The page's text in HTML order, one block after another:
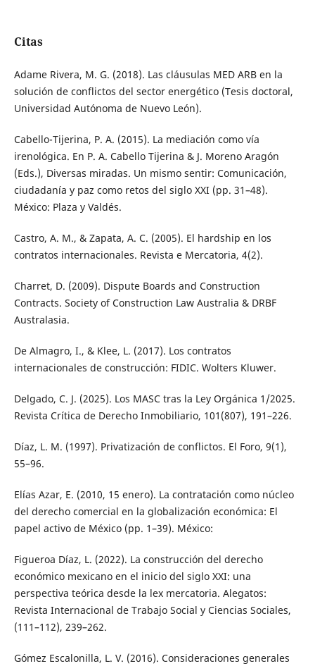
Citas
Adame Rivera, M. G. (2018). Las cláusulas MED ARB en la
solución de conflictos del sector energético (Tesis doctoral,
Universidad Autónoma de Nuevo León).
Cabello-Tijerina, P. A. (2015). La mediación como vía
irenológica. En P. A. Cabello Tijerina & J. Moreno Aragón
(Eds.), Diversas miradas. Un mismo sentir: Comunicación,
ciudadanía y paz como retos del siglo XXI (pp. 31–48).
México: Plaza y Valdés.
Castro, A. M., & Zapata, A. C. (2005). El hardship en los
contratos internacionales. Revista e Mercatoria, 4(2).
Charret, D. (2009). Dispute Boards and Construction
Contracts. Society of Construction Law Australia & DRBF
Australasia.
De Almagro, I., & Klee, L. (2017). Los contratos
internacionales de construcción: FIDIC. Wolters Kluwer.
Delgado, C. J. (2025). Los MASC tras la Ley Orgánica 1/2025.
Revista Crítica de Derecho Inmobiliario, 101(807), 191–226.
Díaz, L. M. (1997). Privatización de conflictos. El Foro, 9(1),
55–96.
Elías Azar, E. (2010, 15 enero). La contratación como núcleo
del derecho comercial en la globalización económica: El
papel activo de México (pp. 1–39). México:
Figueroa Díaz, L. (2022). La construcción del derecho
económico mexicano en el inicio del siglo XXI: una
perspectiva teórica desde la lex mercatoria. Alegatos:
Revista Internacional de Trabajo Social y Ciencias Sociales,
(111–112), 239–262.
Gómez Escalonilla, L. V. (2016). Consideraciones generales